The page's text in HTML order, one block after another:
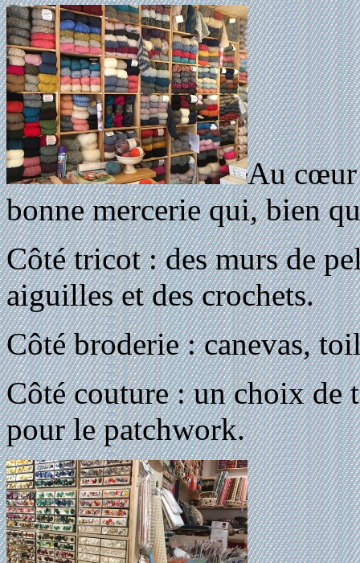
Au cœur
bonne mercerie qui, bien
Côté tricot : des murs de
aiguilles et des crochets.
Côté broderie : canevas,
Côté couture : un choix de
pour le patchwork.